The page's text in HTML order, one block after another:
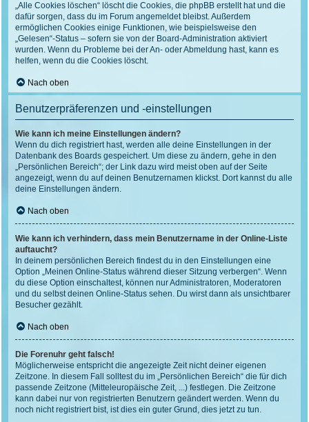
„Alle Cookies löschen“ löscht die Cookies, die phpBB erstellt hat und die
dafür sorgen, dass du im Forum angemeldet bleibst. Außerdem
ermöglichen Cookies einige Funktionen, wie beispielsweise den
„Gelesen“-Status – sofern sie von der Board-Administration aktiviert
wurden. Wenn du Probleme bei der An- oder Abmeldung hast, kann es
helfen, wenn du die Cookies löscht.
Nach oben
Benutzerpräferenzen und -einstellungen
Wie kann ich meine Einstellungen ändern?
Wenn du dich registriert hast, werden alle deine Einstellungen in der
Datenbank des Boards gespeichert. Um diese zu ändern, gehe in den
„Persönlichen Bereich“; der Link dazu wird meist oben auf der Seite
angezeigt, wenn du auf deinen Benutzernamen klickst. Dort kannst du alle
deine Einstellungen ändern.
Nach oben
Wie kann ich verhindern, dass mein Benutzername in der Online-Liste
auftaucht?
In deinem persönlichen Bereich findest du in den Einstellungen eine
Option „Meinen Online-Status während dieser Sitzung verbergen“. Wenn
du diese Option einschaltest, können nur Administratoren, Moderatoren
und du selbst deinen Online-Status sehen. Du wirst dann als unsichtbarer
Besucher gezählt.
Nach oben
Die Forenuhr geht falsch!
Möglicherweise entspricht die angezeigte Zeit nicht deiner eigenen
Zeitzone. In diesem Fall solltest du im „Persönlichen Bereich“ die für dich
passende Zeitzone (Mitteleuropäische Zeit, ...) festlegen. Die Zeitzone
kann dabei nur von registrierten Benutzern geändert werden. Wenn du
noch nicht registriert bist, ist dies ein guter Grund, dies jetzt zu tun.